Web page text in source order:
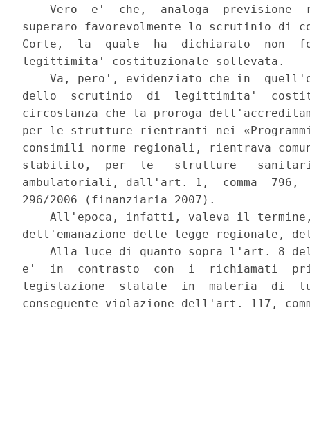
Vero  e'  che,  analoga  previsione
superaro favorevolmente lo scrutinio di
Corte,  la  quale  ha  dichiarato  non
legittimita' costituzionale sollevata.
Va, pero', evidenziato che in
dello  scrutinio  di  legittimita'
circostanza che la proroga
per le strutture rientranti nei
consimili norme regionali, rientrava
stabilito,  per  le   strutture
ambulatoriali, dall'art. 1,  comma
296/2006 (finanziaria 2007).
All'epoca, infatti, valeva il
dell'emanazione delle legge regionale,
Alla luce di quanto sopra l'art. 8
e'  in  contrasto  con  i  richiamati
legislazione  statale  in  materia  di